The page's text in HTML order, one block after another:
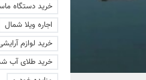
خرید دستگاه
اجاره ویلا شمال
خرید لوازم
خرید طلای آب